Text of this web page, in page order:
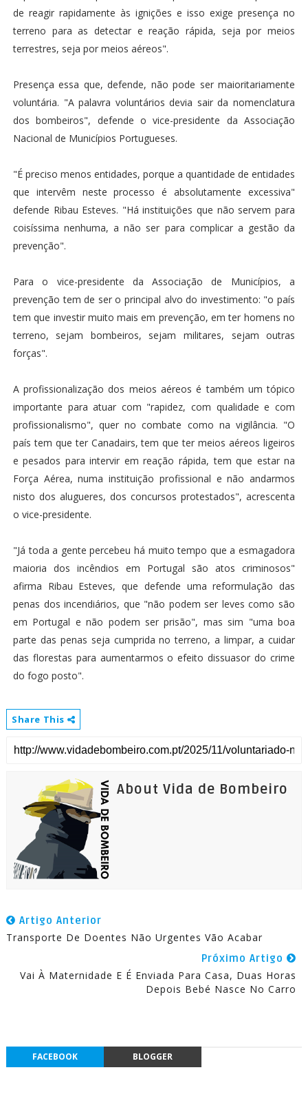
de reagir rapidamente às ignições e isso exige presença no
terreno para as detectar e reação rápida, seja por meios
terrestres, seja por meios aéreos".
Presença essa que, defende, não pode ser maioritariamente
voluntária. "A palavra voluntários devia sair da nomenclatura
dos bombeiros", defende o vice-presidente da Associação
Nacional de Municípios Portugueses.
"É preciso menos entidades, porque a quantidade de entidades
que intervêm neste processo é absolutamente excessiva"
defende Ribau Esteves. "Há instituições que não servem para
coisíssima nenhuma, a não ser para complicar a gestão da
prevenção".
Para o vice-presidente da Associação de Municípios, a
prevenção tem de ser o principal alvo do investimento: "o país
tem que investir muito mais em prevenção, em ter homens no
terreno, sejam bombeiros, sejam militares, sejam outras
forças".
A profissionalização dos meios aéreos é também um tópico
importante para atuar com "rapidez, com qualidade e com
profissionalismo", quer no combate como na vigilância. "O
país tem que ter Canadairs, tem que ter meios aéreos ligeiros
e pesados para intervir em reação rápida, tem que estar na
Força Aérea, numa instituição profissional e não andarmos
nisto dos alugueres, dos concursos protestados", acrescenta
o vice-presidente.
"Já toda a gente percebeu há muito tempo que a esmagadora
maioria dos incêndios em Portugal são atos criminosos"
afirma Ribau Esteves, que defende uma reformulação das
penas dos incendiários, que "não podem ser leves como são
em Portugal e não podem ser prisão", mas sim "uma boa
parte das penas seja cumprida no terreno, a limpar, a cuidar
das florestas para aumentarmos o efeito dissuasor do crime
do fogo posto".
Share This
About Vida de Bombeiro
Artigo Anterior
Transporte De Doentes Não Urgentes Vão Acabar
Próximo Artigo
Vai À Maternidade E É Enviada Para Casa, Duas Horas
Depois Bebé Nasce No Carro
FACEBOOK BLOGGER